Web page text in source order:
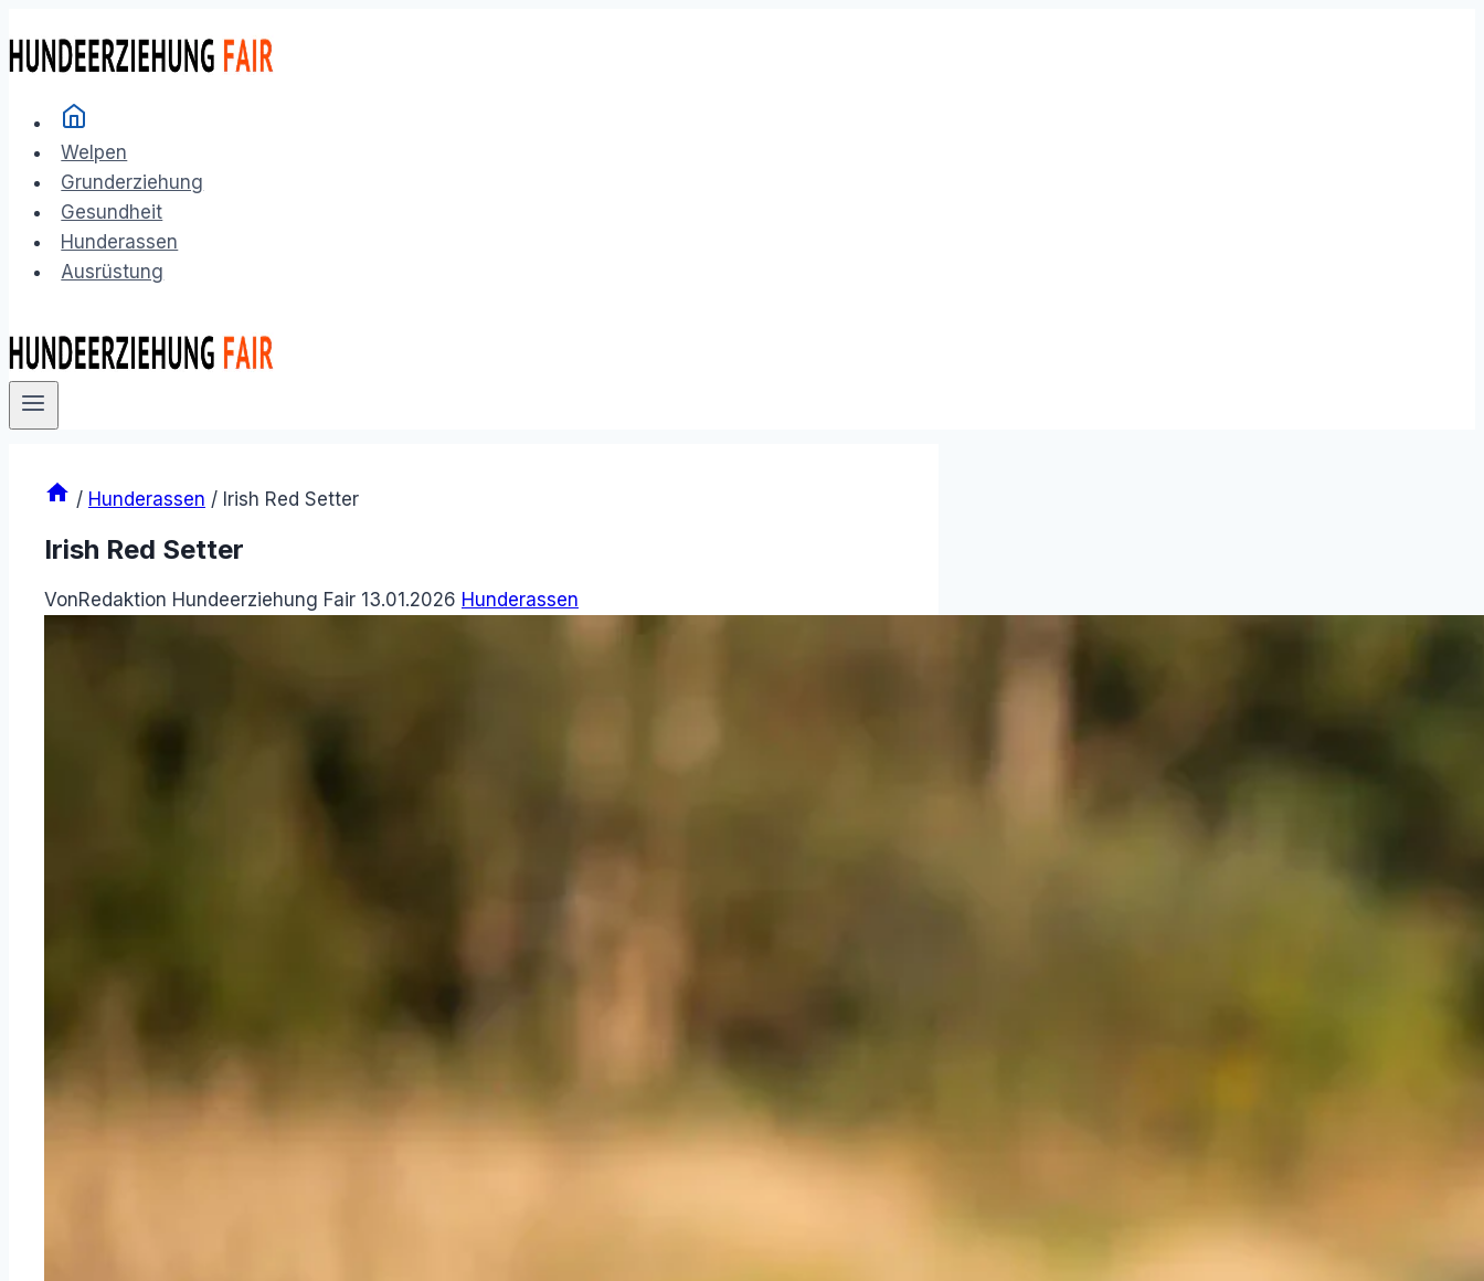
Inhalt
Welpen
Grunderziehung
Gesundheit
Hunderassen
Ausrüstung
/ Hunderassen / Irish Red Setter
Irish Red Setter
VonRedaktion Hundeerziehung Fair 13.01.2026 Hunderassen